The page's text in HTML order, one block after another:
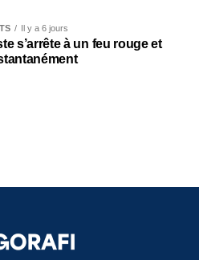
Il y a 6 jours
s’arrête à un feu rouge et